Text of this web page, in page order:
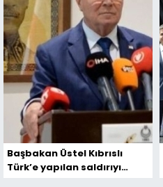
Başbakan Üstel Kıbrıslı
Türk’e yapılan saldırıyı